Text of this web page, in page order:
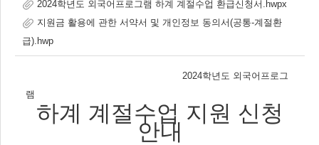
2024학년도 외국어프로그램 하계 계절수업 환급신청서.hwpx
지원금 활용에 관한 서약서 및 개인정보 동의서(공통-계절환
급).hwp
2024학년도 외국어프로그
램
하계 계절수업 지원 신청
안내